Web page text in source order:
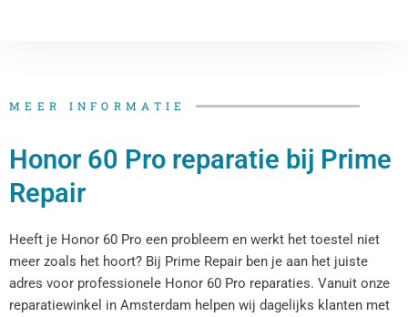
MEER INFORMATIE
Honor 60 Pro reparatie bij Prime
Repair
Heeft je Honor 60 Pro een probleem en werkt het toestel niet
meer zoals het hoort? Bij Prime Repair ben je aan het juiste
adres voor professionele Honor 60 Pro reparaties. Vanuit onze
reparatiewinkel in Amsterdam helpen wij dagelijks klanten met